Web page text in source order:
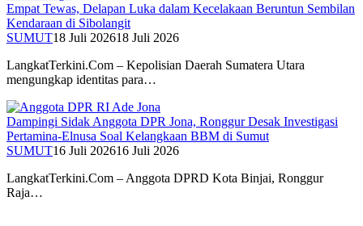
Empat Tewas, Delapan Luka dalam Kecelakaan Beruntun Sembilan
Kendaraan di Sibolangit
SUMUT18 Juli 202618 Juli 2026
LangkatTerkini.Com – Kepolisian Daerah Sumatera Utara
mengungkap identitas para…
Dampingi Sidak Anggota DPR Jona, Ronggur Desak Investigasi
Pertamina-Elnusa Soal Kelangkaan BBM di Sumut
SUMUT16 Juli 202616 Juli 2026
LangkatTerkini.Com – Anggota DPRD Kota Binjai, Ronggur
Raja…